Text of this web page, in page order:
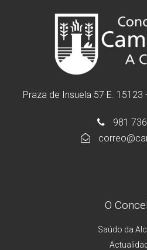
Praza de Insuela 57 E. 15123
981
O
Saúdo da